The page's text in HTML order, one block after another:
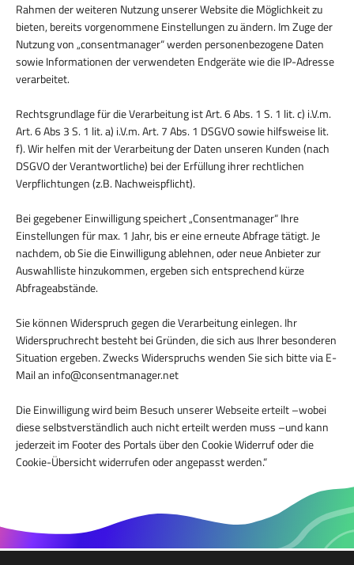
Rahmen der weiteren Nutzung unserer Website die Möglichkeit zu
bieten, bereits vorgenommene Einstellungen zu ändern. Im Zuge der
Nutzung von „consentmanager“ werden personenbezogene Daten
sowie Informationen der verwendeten Endgeräte wie die IP-Adresse
verarbeitet.
Rechtsgrundlage für die Verarbeitung ist Art. 6 Abs. 1 S. 1 lit. c) i.V.m.
Art. 6 Abs 3 S. 1 lit. a) i.V.m. Art. 7 Abs. 1 DSGVO sowie hilfsweise lit.
f). Wir helfen mit der Verarbeitung der Daten unseren Kunden (nach
DSGVO der Verantwortliche) bei der Erfüllung ihrer rechtlichen
Verpflichtungen (z.B. Nachweispflicht).
Bei gegebener Einwilligung speichert „Consentmanager“ Ihre
Einstellungen für max. 1 Jahr, bis er eine erneute Abfrage tätigt. Je
nachdem, ob Sie die Einwilligung ablehnen, oder neue Anbieter zur
Auswahlliste hinzukommen, ergeben sich entsprechend kürze
Abfrageabstände.
Sie können Widerspruch gegen die Verarbeitung einlegen. Ihr
Widerspruchrecht besteht bei Gründen, die sich aus Ihrer besonderen
Situation ergeben. Zwecks Widerspruchs wenden Sie sich bitte via E-
Mail an info@consentmanager.net
Die Einwilligung wird beim Besuch unserer Webseite erteilt –wobei
diese selbstverständlich auch nicht erteilt werden muss –und kann
jederzeit im Footer des Portals über den Cookie Widerruf oder die
Cookie-Übersicht widerrufen oder angepasst werden.“